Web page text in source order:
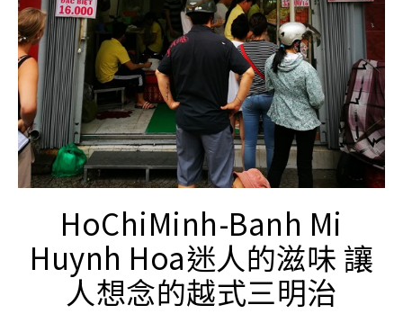
HoChiMinh-Banh Mi
Huynh Hoa迷人的滋味 讓
人想念的越式三明治